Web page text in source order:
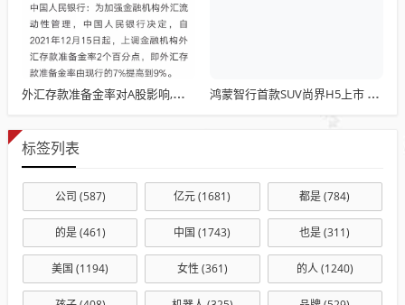
外汇存款准备金率对A股影响,调整对A股市场的影响分析 鸿蒙智行首款SUV尚界H5上市 售15.98万起
标签列表
公司 (587) 亿元(1681) 都是(784)
的是(461) 中国 (1743) 也是(311)
美国 (1194) 女性 (361) 的人(1240)